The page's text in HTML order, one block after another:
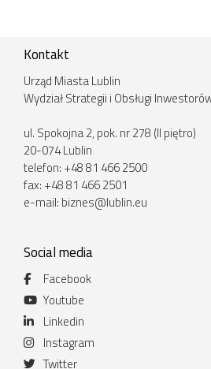
Kontakt
Urząd Miasta Lublin
Wydział Strategii i Obsługi
ul. Spokojna 2, pok. nr 278 (II piętro)
20-074 Lublin
telefon: +48 81 466 2500
fax: +48 81 466 2501
e-mail: biznes@lublin.eu
Social media
Facebook
Youtube
Linkedin
Instagram
Twitter